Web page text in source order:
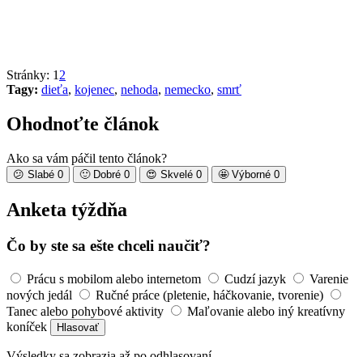
Stránky: 1 2
Tagy: dieťa, kojenec, nehoda, nemecko, smrť
Ohodnoťte článok
Ako sa vám páčil tento článok?
😕 Slabé 0 🙂 Dobré 0 😍 Skvelé 0 🤩 Výborné 0
Anketa týždňa
Čo by ste sa ešte chceli naučiť?
Prácu s mobilom alebo internetom Cudzí jazyk
Varenie
nových jedál
Ručné práce (pletenie, háčkovanie, tvorenie)
Tanec alebo pohybové aktivity
Maľovanie alebo iný kreatívny
koníček
Hlasovať